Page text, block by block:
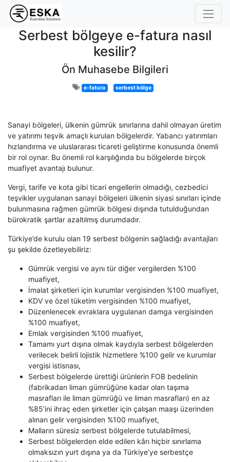
Serbest bölgeye e-fatura nasıl
kesilir?
Ön Muhasebe Bilgileri
e-fatura serbest bölge
Sanayi bölgeleri, ülkenin gümrük sınırlarına dahil olmayan üretim
ve yatırımı teşvik amaçlı kurulan bölgelerdir. Yabancı yatırımları
hızlandırma ve uluslararası ticareti geliştirme konusunda önemli
bir rol oynar. Bu önemli rol karşılığında bu bölgelerde birçok
muafiyet avantajı bulunur.
Vergi, tarife ve kota gibi ticari engellerin olmadığı, cezbedici
teşvikler uygulanan sanayi bölgeleri ülkenin siyasi sınırları içinde
bulunmasına rağmen gümrük bölgesi dışında tutulduğundan
bürokratik şartlar azaltılmış durumdadır.
Türkiye’de kurulu olan 19 serbest bölgenin sağladığı avantajları
şu şekilde özetleyebiliriz:
Gümrük vergisi ve aynı tür diğer vergilerden %100
muafiyet,
İmalat şirketleri için kurumlar vergisinden %100 muafiyet,
KDV ve özel tüketim vergisinden %100 muafiyet,
Düzenlenecek evraklara uygulanan damga vergisinden
%100 muafiyet,
Emlak vergisinden %100 muafiyet,
Tamamı yurt dışına olmak kaydıyla serbest bölgelerden
verilecek belirli lojistik hizmetlere %100 gelir ve kurumlar
vergisi istisnası,
Serbest bölgelerde ürettiği ürünlerin FOB bedelinin
(fabrikadan liman gümrüğüne kadar olan taşıma
masrafları ile liman gümrüğü ve liman masrafları) en az
%85’ini ihraç eden şirketler için çalışan maaşı üzerinden
alınan gelir vergisinden %100 muafiyet,
Malların süresiz serbest bölgelerde tutulabilmesi,
Serbest bölgelerden elde edilen kârı hiçbir sınırlama
olmaksızın yurt dışına ya da Türkiye’ye serbestçe